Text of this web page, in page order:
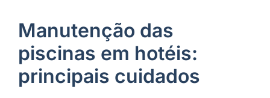
Manutenção das
piscinas em hotéis:
principais cuidados